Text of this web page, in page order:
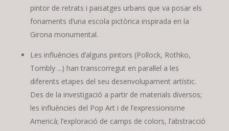
pintor de retrats i paisatges urbans que va posar els
fonaments d’una escola pictòrica inspirada en la
Girona monumental.
Les influències d’alguns pintors (Pollock, Rothko,
Tombly ...) han transcorregut en paral·lel a les
diferents etapes del seu desenvolupament artístic.
Des de la investigació a partir de materials diversos;
les influències del Pop Art i de l’expressionisme
Americà; l’exploració de camps de colors, l’abstracció